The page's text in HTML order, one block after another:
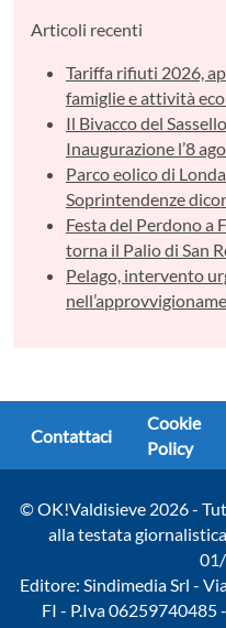
Articoli recenti
Tariffa rifiuti 2026,
famiglie e attività
Il Bivacco del
Inaugurazione l’8
Parco eolico di
Soprintendenze
Festa del Perdono a
torna il Palio di San
Pelago, intervento
Contattaci
Cookie
Policy
© OK!Valdisieve 2026 -
alla testata
Editore: Sindimedia Srl -
FI - P.Iva 06259740485